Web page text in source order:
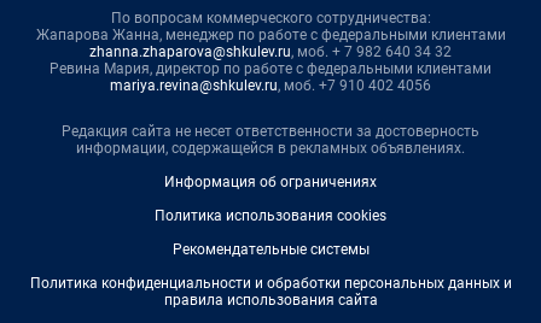
По вопросам коммерческого сотрудничества:
Жапарова Жанна, менеджер по работе с федеральными клиентами
zhanna.zhaparova@shkulev.ru, моб. + 7 982 640 34 32
Ревина Мария, директор по работе с федеральными клиентами
mariya.revina@shkulev.ru, моб. +7 910 402 4056
Редакция сайта не несет ответственности за достоверность
информации, содержащейся в рекламных объявлениях.
Информация об ограничениях
Политика использования cookies
Рекомендательные системы
Политика конфиденциальности и обработки персональных данных и
правила использования сайта